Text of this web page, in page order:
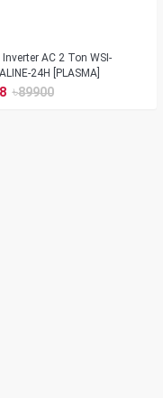
AC 2 Ton WSI-
24H [PLASMA]
৳89900